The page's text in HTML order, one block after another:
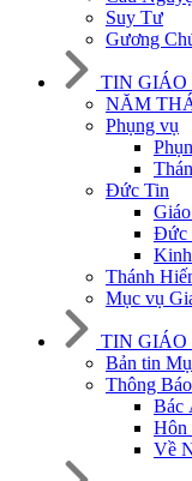
Suy Tư
Gương
TIN GIÁO
NĂM
Phụng vụ
Đức Tin
Đức
Thánh
Mục vụ
TIN GIÁO
Bản tin
Thông Báo
Bác
Hôn
Về